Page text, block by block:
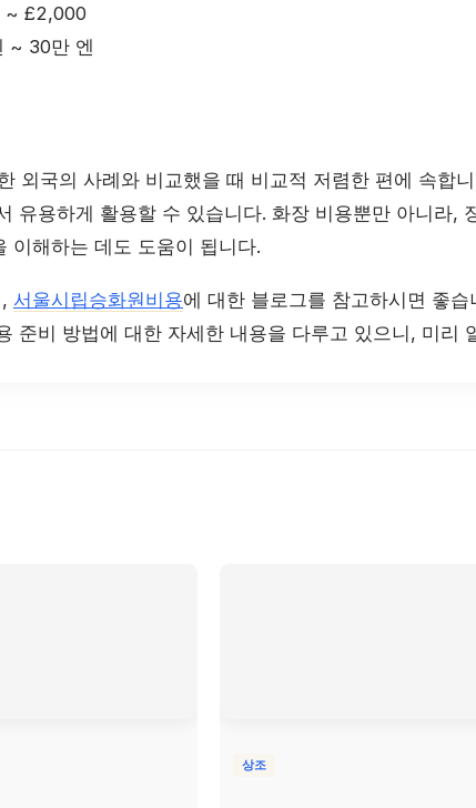
~ £2,000
~ 30만 엔
외국의 사례와 비교했을 때 비교적 저렴한 편에 속합
유용하게 활용할 수 있습니다. 화장 비용뿐만 아니라,
이해하는 데도 도움이 됩니다.
서울시립승화원비용에 대한 블로그를 참고하시면 좋
준비 방법에 대한 자세한 내용을 다루고 있으니, 미리
상조